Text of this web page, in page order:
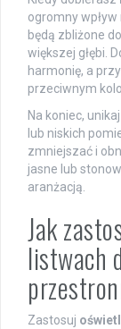
ogromny
będą zbliżone
większej głębi.
harmonię, a
przeciwnym
Na koniec,
lub niskich
zmniejszać i
jasne lub
aranżacją.
Jak
listwach
Zastosuj